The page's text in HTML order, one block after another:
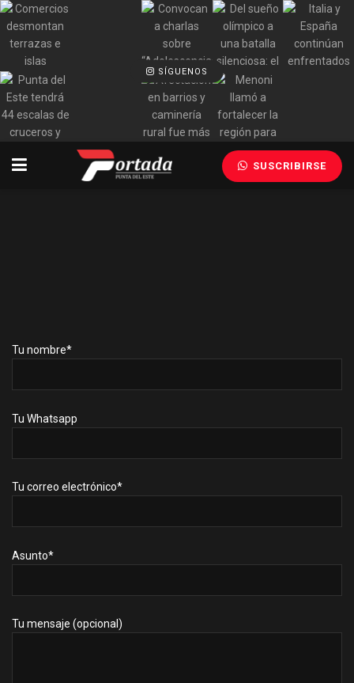
SÍGUENOS
SUSCRIBIRSE
Tu nombre*
Tu Whatsapp
Tu correo electrónico*
Asunto*
Tu mensaje (opcional)